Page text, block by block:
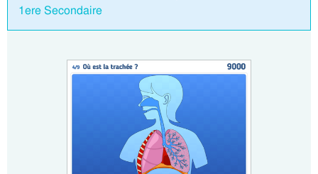
1ere Secondaire